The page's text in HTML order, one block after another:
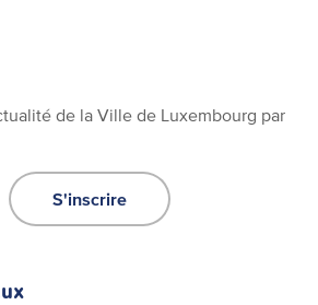
de la Ville de Luxembourg par
S'inscrire